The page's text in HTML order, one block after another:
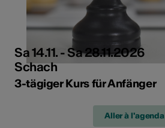
Sa 14.11. - Sa 28.11.2026
Schach
3-tägiger Kurs für Anfänger
Aller à l'agenda